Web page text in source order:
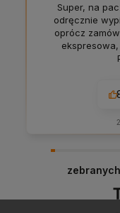
Super, na
odręcznie
oprócz